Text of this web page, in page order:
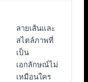
ลายเส้นและ
สไตล์ภาพที่
เป็น
เอกลักษณ์ไม่
เหมือนใคร